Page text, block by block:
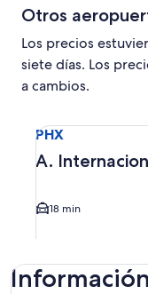
Otros
Los precios
siete días. Los
a cambios.
PHX
A.
18 min